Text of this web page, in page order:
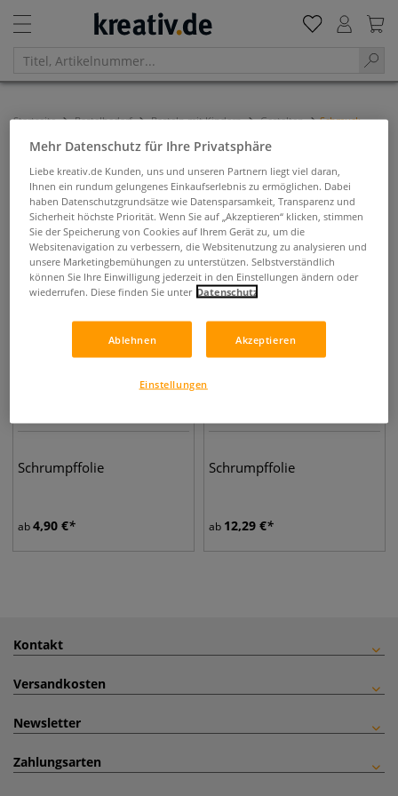
Startseite Bastelbedarf Basteln mit Kindern Gestalten Schmuck
Schmuck
Filtern & Sortieren
Schrumpffolie
ab4,90 €
Schrumpffolie
ab 12,29 €
Kontakt
Versandkosten
Newsletter
Zahlungsarten
Mehr Datenschutz für Ihre Privatsphäre
Liebe kreativ.de Kunden, uns und unseren Partnern liegt viel daran,
Ihnen ein rundum gelungenes Einkaufserlebnis zu ermöglichen. Dabei
haben Datenschutzgrundsätze wie Datensparsamkeit, Transparenz und
Sicherheit höchste Priorität. Wenn Sie auf „Akzeptieren“ klicken, stimmen
Sie der Speicherung von Cookies auf Ihrem Gerät zu, um die
Websitenavigation zu verbessern, die Websitenutzung zu analysieren und
unsere Marketingbemühungen zu unterstützen. Selbstverständlich
können Sie Ihre Einwilligung jederzeit in den Einstellungen ändern oder
wiederrufen. Diese finden Sie unter Datenschutz
Ablehnen Akzeptieren
Einstellungen